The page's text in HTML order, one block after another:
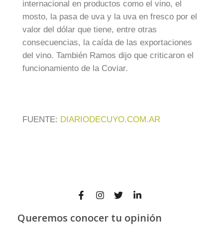
internacional en productos como el vino, el
mosto, la pasa de uva y la uva en fresco por el
valor del dólar que tiene, entre otras
consecuencias, la caída de las exportaciones
del vino. También Ramos dijo que criticaron el
funcionamiento de la Coviar.
FUENTE: DIARIODECUYO.COM.AR
Queremos conocer tu opinión